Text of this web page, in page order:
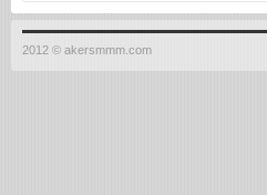
2012 © akersmmm.com